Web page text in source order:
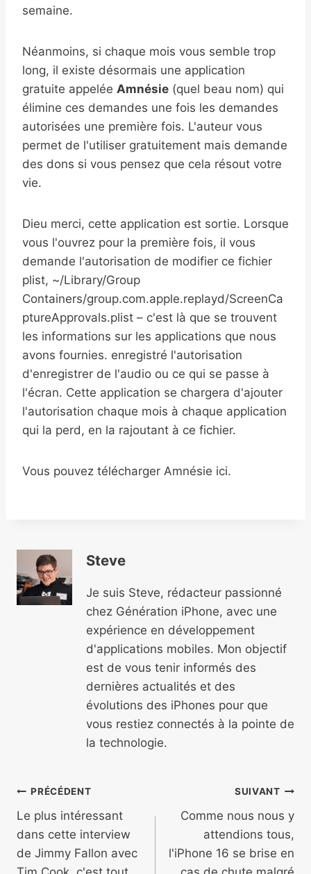
semaine.
Néanmoins, si chaque mois vous semble trop
long, il existe désormais une application
gratuite appelée Amnésie (quel beau nom) qui
élimine ces demandes une fois les demandes
autorisées une première fois. L'auteur vous
permet de l'utiliser gratuitement mais demande
des dons si vous pensez que cela résout votre
vie.
Dieu merci, cette application est sortie. Lorsque
vous l'ouvrez pour la première fois, il vous
demande l'autorisation de modifier ce fichier
plist, ~/Library/Group
Containers/group.com.apple.replayd/ScreenCa
ptureApprovals.plist – c'est là que se trouvent
les informations sur les applications que nous
avons fournies. enregistré l'autorisation
d'enregistrer de l'audio ou ce qui se passe à
l'écran. Cette application se chargera d'ajouter
l'autorisation chaque mois à chaque application
qui la perd, en la rajoutant à ce fichier.
Vous pouvez télécharger Amnésie ici.
Steve
Je suis Steve, rédacteur passionné
chez Génération iPhone, avec une
expérience en développement
d'applications mobiles. Mon objectif
est de vous tenir informés des
dernières actualités et des
évolutions des iPhones pour que
vous restiez connectés à la pointe de
la technologie.
Navigation
de
l’article
PRÉCÉDENT
Le plus intéressant
dans cette interview
de Jimmy Fallon avec
SUIVANT
Comme nous nous y
attendions tous,
l'iPhone 16 se brise en